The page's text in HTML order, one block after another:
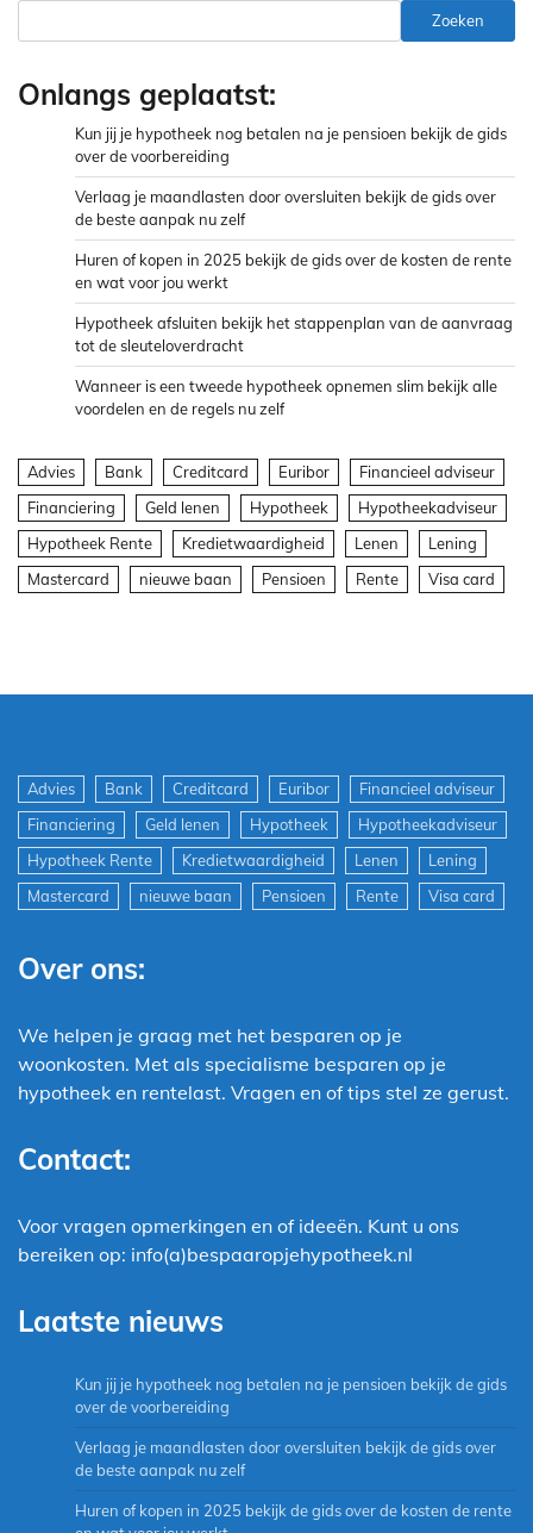
Zoeken
Onlangs geplaatst:
Kun jij je hypotheek nog betalen na je pensioen bekijk de gids
over de voorbereiding
Verlaag je maandlasten door oversluiten bekijk de gids over
de beste aanpak nu zelf
Huren of kopen in 2025 bekijk de gids over de kosten de rente
en wat voor jou werkt
Hypotheek afsluiten bekijk het stappenplan van de aanvraag
tot de sleuteloverdracht
Wanneer is een tweede hypotheek opnemen slim bekijk alle
voordelen en de regels nu zelf
Advies Bank Creditcard Euribor
Financieel adviseur
Financiering
Geld lenen Hypotheek
Hypotheekadviseur
Hypotheek Rente
Kredietwaardigheid Lenen
Lening
Mastercard
nieuwe baan Pensioen Rente Visa card
Advies Bank Creditcard Euribor
Financieel adviseur
Financiering
Geld lenen Hypotheek
Hypotheekadviseur
Hypotheek Rente
Kredietwaardigheid Lenen
Lening
Mastercard
nieuwe baan Pensioen Rente Visa card
Over ons:
We helpen je graag met het besparen op je
woonkosten. Met als specialisme besparen op je
hypotheek en rentelast. Vragen en of tips stel ze gerust.
Contact:
Voor vragen opmerkingen en of ideeën. Kunt u ons
bereiken op: info(a)bespaaropjehypotheek.nl
Laatste nieuws
Kun jij je hypotheek nog betalen na je pensioen bekijk de gids
over de voorbereiding
Verlaag je maandlasten door oversluiten bekijk de gids over
de beste aanpak nu zelf
Huren of kopen in 2025 bekijk de gids over de kosten de rente